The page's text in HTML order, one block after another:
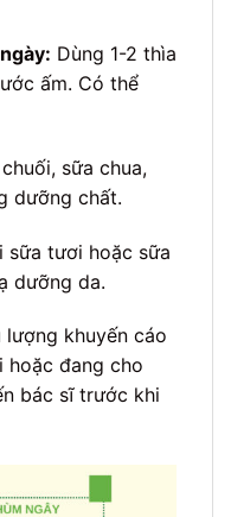
Dùng 1-2 thìa
ấm. Có thể
sữa chua,
dưỡng chất.
sữa tươi hoặc sữa
dưỡng da.
lượng khuyến cáo
hoặc đang cho
bác sĩ trước khi